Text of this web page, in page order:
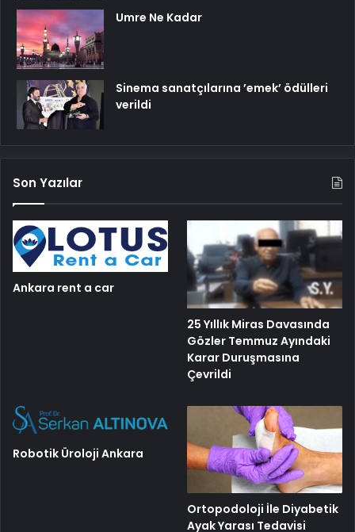
Umre Ne Kadar
Sinema sanatçılarına ’emek’ ödülleri
verildi
Son Yazılar
Ankara rent a car
25 Yıllık Miras Davasında
Gözler Temmuz Ayındaki
Karar Duruşmasına
Çevrildi
Robotik Üroloji Ankara
Ortopodoloji İle Diyabetik
Ayak Yarası Tedavisi